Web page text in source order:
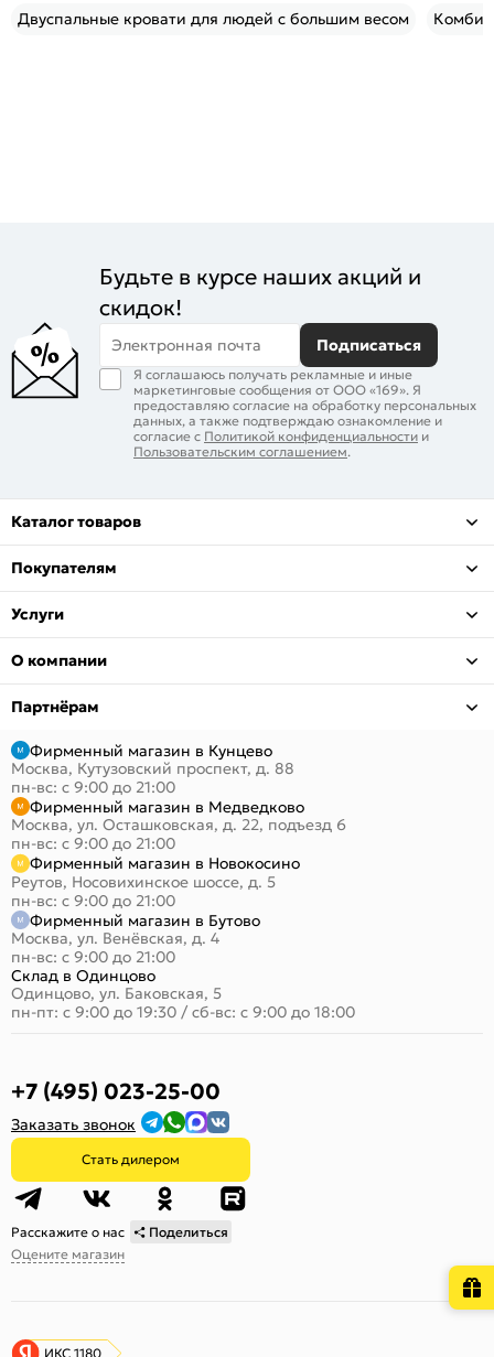
Двуспальные кровати для людей с большим весом
Будьте в курсе наших акций и
скидок!
Электронная почта Подписаться
Я соглашаюсь получать рекламные и иные
маркетинговые сообщения от ООО «169». Я
предоставляю согласие на обработку персональных
данных, а также подтверждаю ознакомление и
согласие с Политикой конфиденциальности и
Пользовательским соглашением.
Каталог товаров
Покупателям
Услуги
О компании
Партнёрам
Фирменный магазин в Кунцево
Москва, Кутузовский проспект, д. 88
пн-вс: с 9:00 до 21:00
Фирменный магазин в Медведково
Москва, ул. Осташковская, д. 22, подъезд 6
пн-вс: с 9:00 до 21:00
Фирменный магазин в Новокосино
Реутов, Носовихинское шоссе, д. 5
пн-вс: с 9:00 до 21:00
Фирменный магазин в Бутово
Москва, ул. Венёвская, д. 4
пн-вс: с 9:00 до 21:00
Склад в Одинцово
Одинцово, ул. Баковская, 5
пн-пт: с 9:00 до 19:30 / сб-вс: с 9:00 до 18:00
+7 (495) 023-25-00
Заказать звонок
Стать дилером
Расскажите о нас
Поделиться
Оцените магазин
ИКС 1180